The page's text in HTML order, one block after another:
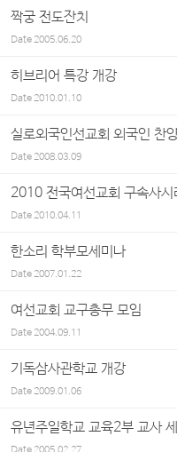
짝궁 전도잔치
Date2005.06.20
히브리어 특강 개강
Date2010.01.10
실로외국인선교회 외국인 찬
Date2008.03.09
2010 전국여선교회 구속사시
Date2010.04.11
한소리 학부모세미나
Date2007.01.22
여선교회 교구총무 모임
Date2004.09.11
기독삼사관학교 개강
Date2009.01.06
유년주일학교 교육2부 교사